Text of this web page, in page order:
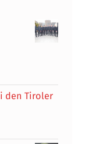
den Tiroler